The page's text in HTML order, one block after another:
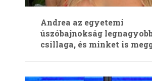
Andrea az egyetemi
úszóbajnokság
csillaga, és minket is